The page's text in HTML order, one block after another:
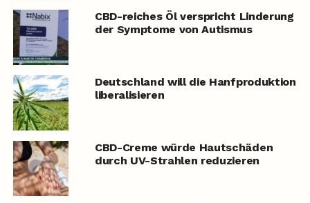
CBD-reiches Öl verspricht Linderung
der Symptome von Autismus
Deutschland will die Hanfproduktion
liberalisieren
CBD-Creme würde Hautschäden
durch UV-Strahlen reduzieren